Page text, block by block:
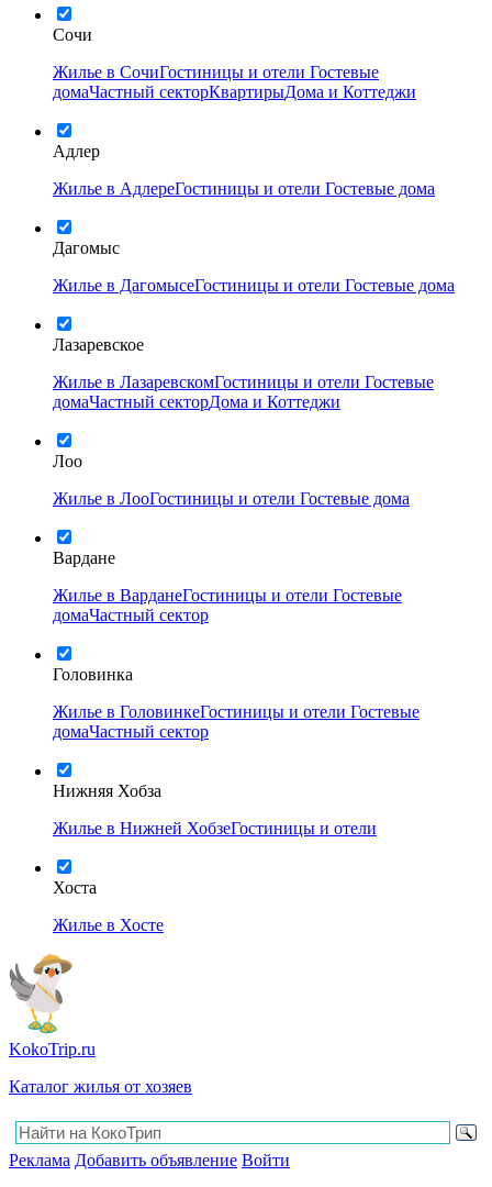
Сочи
Жилье в СочиГостиницы и отели Гостевые
домаЧастный секторКвартирыДома и Коттеджи
Адлер
Жилье в АдлереГостиницы и отели Гостевые дома
Дагомыс
Жилье в ДагомысеГостиницы и отели Гостевые дома
Лазаревское
Жилье в ЛазаревскомГостиницы и отели Гостевые
домаЧастный секторДома и Коттеджи
Лоо
Жилье в ЛооГостиницы и отели Гостевые дома
Вардане
Жилье в ВарданеГостиницы и отели Гостевые
домаЧастный сектор
Головинка
Жилье в ГоловинкеГостиницы и отели Гостевые
домаЧастный сектор
Нижняя Хобза
Жилье в Нижней ХобзеГостиницы и отели
Хоста
Жилье в Хосте
KokoTrip.ru
Каталог жилья от хозяев
Реклама Добавить объявление Войти